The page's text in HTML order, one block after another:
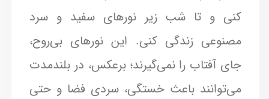
کنی و تا شب زیر نورهای سفید و سرد
مصنوعی زندگی کنی. این نورهای بی‌روح،
جای آفتاب را نمی‌گیرند؛ برعکس، در بلندمدت
می‌توانند باعث خستگی، سردی فضا و حتی